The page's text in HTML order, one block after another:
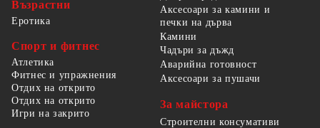
Възрастни
Еротика
Спорт и фитнес
Атлетика
Фитнес и упражнения
Отдих на открито
Отдих на открито
Игри на закрито
Аксесоари за камини и
печки на дърва
Камини
Чадъри за дъжд
Аварийна готовност
Аксесоари за пушачи
За майстора
Строителни консумативи